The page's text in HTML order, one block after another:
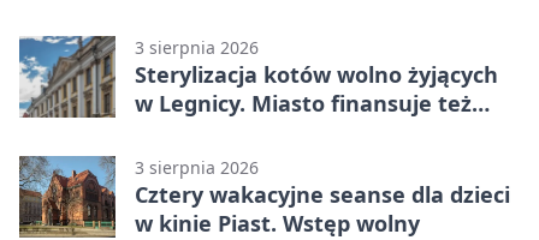
3 sierpnia 2026
Sterylizacja kotów wolno żyjących
w Legnicy. Miasto finansuje też
3 sierpnia 2026
Cztery wakacyjne seanse dla dzieci
w kinie Piast. Wstęp wolny